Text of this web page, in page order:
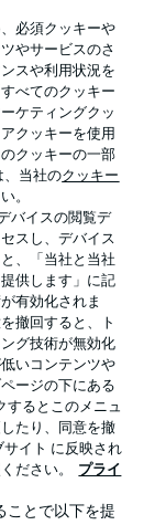
必須クッキーや
やサービスのさ
スや利用状況を
べてのクッキー
ケティングクッ
クッキーを使用
クッキーの一部
、当社のクッキー
。
バイスの閲覧デ
スし、デバイス
、「当社と当社
供します」に記
有効化されま
撤回すると、ト
グ技術が無効化
いコンテンツや
ージの下にある
するとこのメニュ
たり、同意を撤
サイト に反映され
ださい。
プライ
ことで以下を提